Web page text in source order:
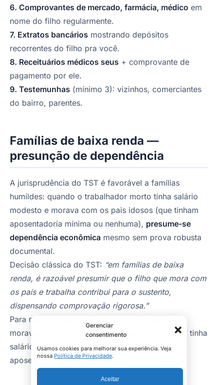
Gerenciar
consentimento
Usamos cookies para melhorar sua experiência. Veja
nossa Política de Privacidade.
Aceitar
6. Comprovantes de mercado, farmácia, médico em
nome do filho regularmente.
7. Extratos bancários mostrando depósitos
recorrentes do filho pra você.
8. Receituários médicos seus + comprovante de
pagamento por ele.
9. Testemunhas (mínimo 3): vizinhos, comerciantes
do bairro, parentes.
Famílias de baixa renda —
presunção de dependência
A jurisprudência do TST é favorável a famílias
humildes: quando o trabalhador morto tinha salário
modesto e morava com os pais idosos (que tinham
aposentadoria mínima ou nenhuma), presume-se
dependência econômica mesmo sem prova robusta
documental.
Decisão clássica do TST: “em famílias de baixa
renda, é razoável presumir que o filho que mora com
os pais e trabalha contribui para o sustento,
dispensando comprovação rigorosa.”
Para reforçar essa presunção: prove que vocês
moravam juntos (mesma residência), que o filho tinha
salário modesto (R$ 1.500-3.000) e que sua
aposentadoria era pequena ou inexistente.